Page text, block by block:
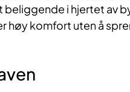
beliggende i hjertet av
høy komfort uten å